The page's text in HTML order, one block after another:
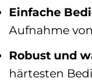
Einfache
Aufnahme
Robust und
härtesten